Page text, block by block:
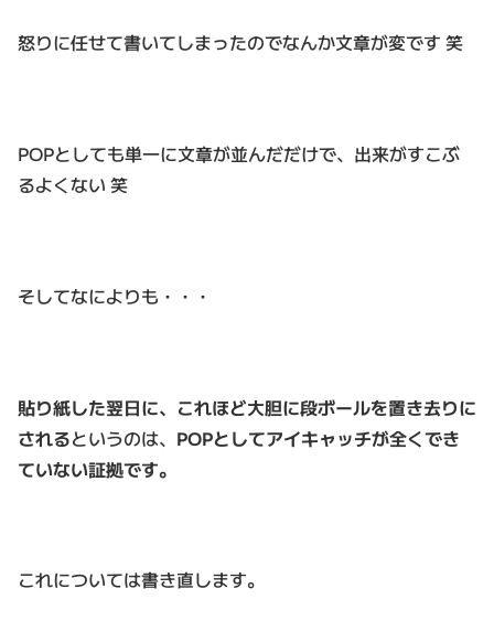
怒りに任せて書いてしまったのでなんか文章が変です 笑
POPとしても単一に文章が並んだだけで、出来がすこぶ
るよくない 笑
そしてなによりも・・・
貼り紙した翌日に、 これほど大胆に段ボールを置き去りに
されるというのは、 POPとしてアイキャッチが全くでき
ていない証拠です。
これについては書き直します。